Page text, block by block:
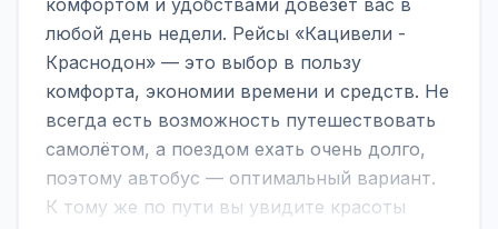
комфортом и удобствами довезёт вас в
любой день недели. Рейсы «Кацивели -
Краснодон» — это выбор в пользу
комфорта, экономии времени и средств. Не
всегда есть возможность путешествовать
самолётом, а поездом ехать очень долго,
поэтому автобус — оптимальный вариант.
К тому же по пути вы увидите красоты